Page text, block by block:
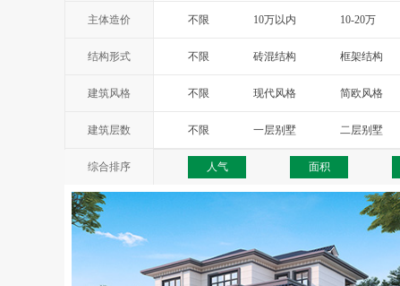
主体造价 不限 10万以内 10-20万
结构形式 不限 砖混结构 框架结构
建筑风格 不限 现代风格 简欧风格
西班牙风格 地中海风格
建筑层数 不限 一层别墅 二层别墅
综合排序 人气 面积